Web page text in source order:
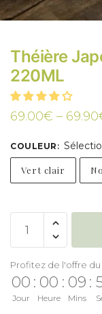
Théière
220ML
69.00€ – 69.90
COULEUR :
Vert clair
Profitez de l'offre du
00
Jour
: 00
Heure
: 09
Mins
: